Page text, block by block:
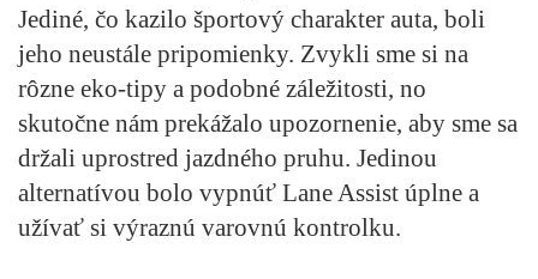
Jediné, čo kazilo športový charakter auta, boli
jeho neustále pripomienky. Zvykli sme si na
rôzne eko-tipy a podobné záležitosti, no
skutočne nám prekážalo upozornenie, aby sme sa
držali uprostred jazdného pruhu. Jedinou
alternatívou bolo vypnúť Lane Assist úplne a
užívať si výraznú varovnú kontrolku.